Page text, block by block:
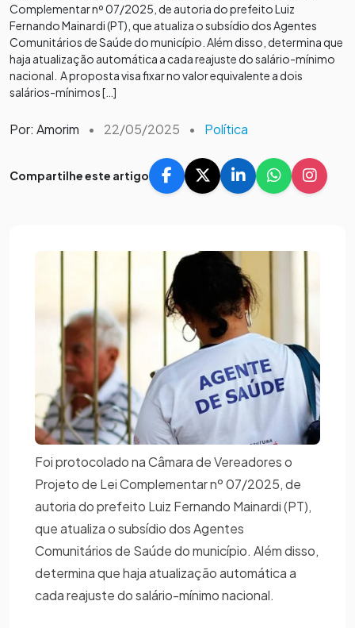
Complementar nº 07/2025, de autoria do prefeito Luiz
Fernando Mainardi (PT), que atualiza o subsídio dos Agentes
Comunitários de Saúde do município. Além disso, determina que
haja atualização automática a cada reajuste do salário-mínimo
nacional. A proposta visa fixar no valor equivalente a dois
salários-mínimos […]
Por: Amorim • 22/05/2025 • Política
Compartilhe este artigo
Foi protocolado na Câmara de Vereadores o
Projeto de Lei Complementar nº 07/2025, de
autoria do prefeito Luiz Fernando Mainardi (PT),
que atualiza o subsídio dos Agentes
Comunitários de Saúde do município. Além disso,
determina que haja atualização automática a
cada reajuste do salário-mínimo nacional.